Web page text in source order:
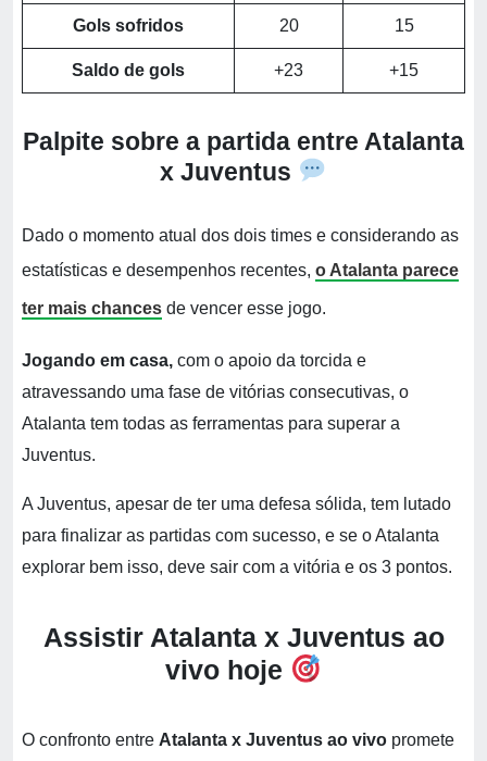
Gols sofridos 20 15
Saldo de gols +23 +15
Palpite sobre a partida entre Atalanta
x Juventus
Dado o momento atual dos dois times e considerando as
estatísticas e desempenhos recentes, o Atalanta parece
ter mais chances de vencer esse jogo.
Jogando em casa, com o apoio da torcida e
atravessando uma fase de vitórias consecutivas, o
Atalanta tem todas as ferramentas para superar a
Juventus.
A Juventus, apesar de ter uma defesa sólida, tem lutado
para finalizar as partidas com sucesso, e se o Atalanta
explorar bem isso, deve sair com a vitória e os 3 pontos.
Assistir Atalanta x Juventus ao
vivo hoje
O confronto entre Atalanta x Juventus ao vivo promete